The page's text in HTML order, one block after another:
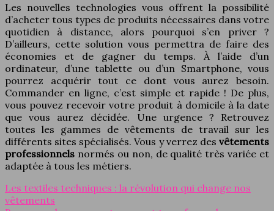
Les nouvelles technologies vous offrent la possibilité
d’acheter tous types de produits nécessaires dans votre
quotidien à distance, alors pourquoi s’en priver ?
D’ailleurs, cette solution vous permettra de faire des
économies et de gagner du temps. À l’aide d’un
ordinateur, d’une tablette ou d’un Smartphone, vous
pourrez acquérir tout ce dont vous aurez besoin.
Commander en ligne, c’est simple et rapide ! De plus,
vous pouvez recevoir votre produit à domicile à la date
que vous aurez décidée. Une urgence ? Retrouvez
toutes les gammes de vêtements de travail sur les
différents sites spécialisés. Vous y verrez des vêtements
professionnels normés ou non, de qualité très variée et
adaptée à tous les métiers.
Les textiles techniques : la révolution qui change nos
vêtements